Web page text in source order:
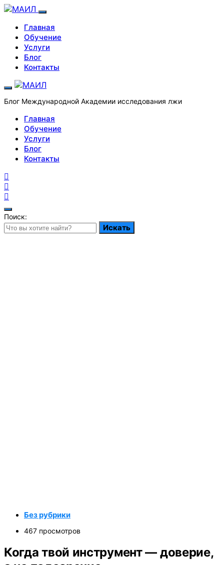
Главная
Обучение
Услуги
Блог
Контакты
Блог Международной Академии исследования лжи
Главная
Обучение
Услуги
Блог
Контакты
Поиск:
Искать
Без рубрики
467 просмотров
Когда твой инструмент — доверие,